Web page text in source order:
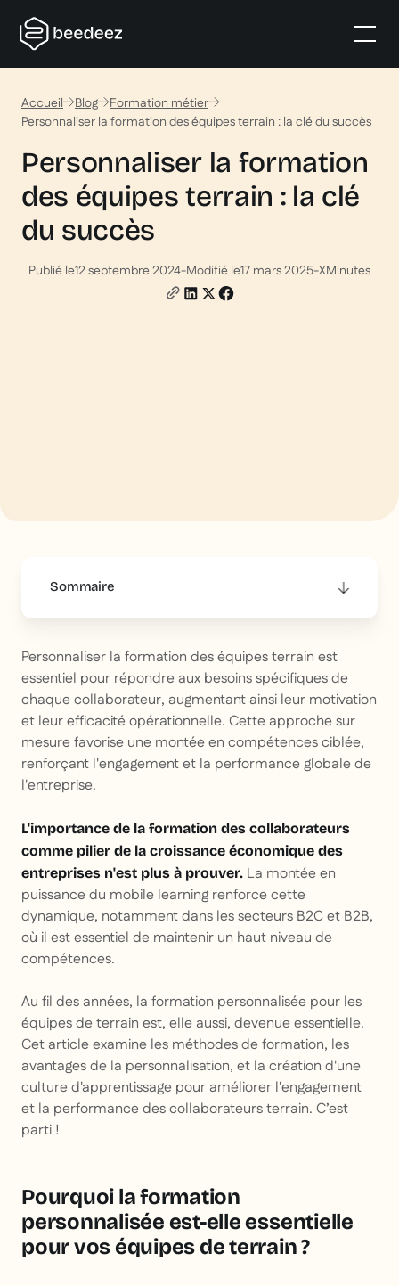
Accueil Blog
Formation métier
Personnaliser la formation des équipes terrain : la clé du succès
Personnaliser la formation
des équipes terrain : la clé
du succès
Publié le12 septembre 2024-Modifié le17 mars 2025-XMinutes
Sommaire
Personnaliser la formation des équipes terrain est
essentiel pour répondre aux besoins spécifiques de
chaque collaborateur, augmentant ainsi leur motivation
et leur efficacité opérationnelle. Cette approche sur
mesure favorise une montée en compétences ciblée,
renforçant l'engagement et la performance globale de
l'entreprise.
L'importance de la formation des collaborateurs
comme pilier de la croissance économique des
entreprises n'est plus à prouver. La montée en
puissance du mobile learning renforce cette
dynamique, notamment dans les secteurs B2C et B2B,
où il est essentiel de maintenir un haut niveau de
compétences.
Au fil des années, la formation personnalisée pour les
équipes de terrain est, elle aussi, devenue essentielle.
Cet article examine les méthodes de formation, les
avantages de la personnalisation, et la création d'une
culture d'apprentissage pour améliorer l'engagement
et la performance des collaborateurs terrain. C’est
parti !
Pourquoi la formation
personnalisée est-elle essentielle
pour vos équipes de terrain ?